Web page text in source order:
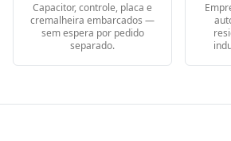
Capacitor, controle, placa e
cremalheira embarcados —
sem espera por pedido
separado.